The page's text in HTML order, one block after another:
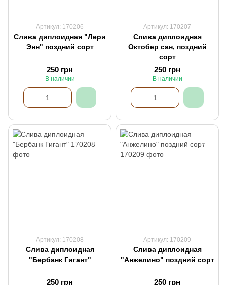
Артикул: 170206
Слива диплоидная "Лери
Энн" поздний сорт
250 грн
В наличии
Артикул: 170207
Слива диплоидная
Октобер сан, поздний
сорт
250 грн
В наличии
Артикул: 170208
Слива диплоидная
"Бербанк Гигант"
250 грн
Артикул: 170209
Слива диплоидная
"Анжелино" поздний сорт
250 грн